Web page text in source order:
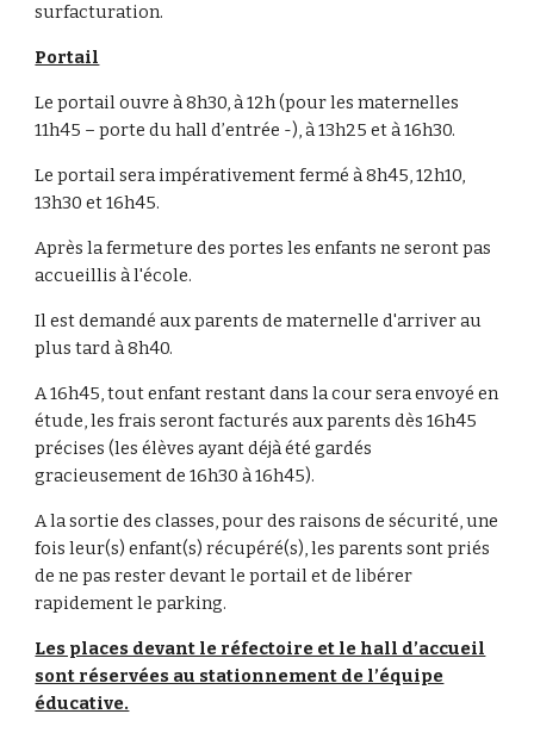
surfacturation.
Portail
Le portail ouvre à 8h30, à 12h (pour les maternelles
11h45 – porte du hall d’entrée -), à 13h25 et à 16h30.
Le portail sera impérativement fermé à 8h45, 12h10,
13h30 et 16h45.
Après la fermeture des portes les enfants ne seront pas
accueillis à l'école.
Il est demandé aux parents de maternelle d'arriver au
plus tard à 8h40.
A 16h45, tout enfant restant dans la cour sera envoyé en
étude, les frais seront facturés aux parents dès 16h45
précises (les élèves ayant déjà été gardés
gracieusement de 16h30 à 16h45).
A la sortie des classes, pour des raisons de sécurité, une
fois leur(s) enfant(s) récupéré(s), les parents sont priés
de ne pas rester devant le portail et de libérer
rapidement le parking.
Les places devant le réfectoire et le hall d’accueil
sont réservées au stationnement de l’équipe
éducative.